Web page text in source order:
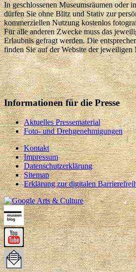
In geschlossenen Museumsräumen oder
dürfen Sie ohne Blitz und Stativ zur
kommerziellen Nutzung kostenlos
Für alle anderen Zwecke muss das
Erlaubnis gefragt werden. Die
finden Sie auf der Website der jeweiligen
Informationen für die Presse
Aktuelles Pressematerial
Foto- und Drehgenehmigungen
Kontakt
Impressum
Datenschutzerklärung
Sitemap
Erklärung zur digitalen